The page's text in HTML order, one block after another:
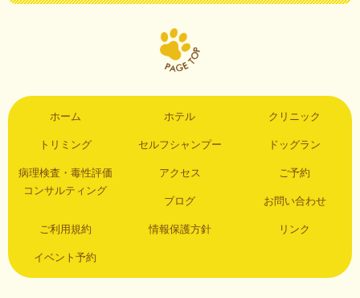
ホーム ホテル クリニック
トリミング セルフシャンプー ドッグラン
病理検査・毒性評価
コンサルティング
アクセス ご予約
ブログ お問い合わせ
ご利用規約 情報保護方針 リンク
イベント予約